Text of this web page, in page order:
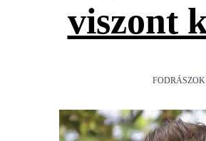
viszont